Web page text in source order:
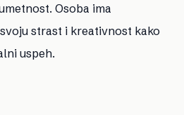
Osoba ima
strast i kreativnost kako
uspeh.